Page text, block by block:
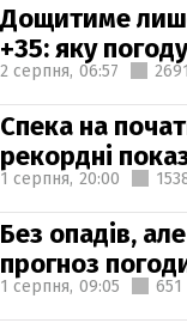
Дощитиме
+35: яку
2 серпня, 06:57 2691
Спека на
рекордні
1 серпня, 20:00
Без опадів,
прогноз
1 серпня, 09:05 651